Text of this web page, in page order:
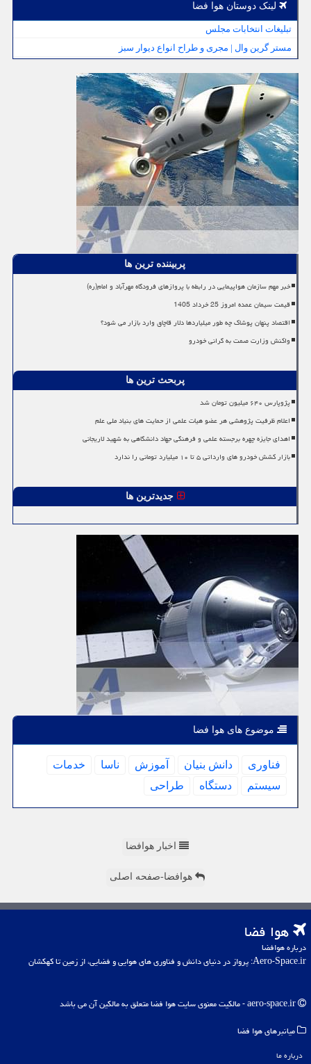
لینک دوستان هوا فضا
تبلیغات انتخابات مجلس
مستر گرین وال | مجری و طراح انواع دیوار سبز
پربیننده ترین ها
خبر مهم سازمان هواپیمایی در رابطه با پروازهای فرودگاه مهرآباد و امام(ره)
قیمت سیمان عمده امروز 25 خرداد 1405
اقتصاد پنهان پوشاک چه طور میلیاردها دلار قاچاق وارد بازار می شود؟
واکنش وزارت صمت به گرانی خودرو
پربحث ترین ها
پژوپارس ۶۴۰ میلیون تومان شد
اعلام ظرفیت پژوهشی هر عضو هیات علمی از حمایت های بنیاد ملی علم
اهدای جایزه چهره برجسته علمی و فرهنگی جهاد دانشگاهی به شهید لاریجانی
بازار کشش خودرو های وارداتی ۵ تا ۱۰ میلیارد تومانی را ندارد
جدیدترین ها
موضوع های هوا فضا
فناوری دانش بنیان آموزش ناسا
خدمات
سیستم
دستگاه طراحی
اخبار هوافضا
هوافضا-صفحه اصلی
هوا فضا
درباره هوافضا
Aero-Space.ir: پرواز در دنیای دانش و فناوری های هوایی و فضایی، از زمین تا کهکشان
میانبرهای هوا فضا
درباره ما